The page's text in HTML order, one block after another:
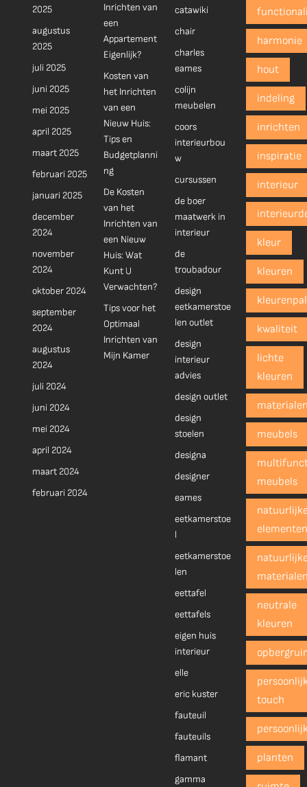
2025
augustus
2025
juli 2025
juni 2025
mei 2025
april 2025
maart 2025
februari 2025
januari 2025
december
2024
november
2024
oktober 2024
september
2024
augustus
2024
juli 2024
juni 2024
mei 2024
april 2024
maart 2024
februari 2024
Inrichten van
een
Appartement
Eigenlijk?
Kosten van
het Inrichten
van een
Nieuw Huis:
Tips en
Budgetplanni
ng
De Kosten
van het
Inrichten van
een Nieuw
Huis: Wat
Kunt U
Verwachten?
Tips voor het
Optimaal
Inrichten van
Mijn Kamer
catawiki
chair
charles
eames
colijn
meubelen
coors
interieurbou
w
cursussen
de boer
maatwerk in
interieur
de
troubadour
design
eetkamerstoe
len outlet
design
interieur
advies
design outlet
design
stoelen
designa
designer
eames
eetkamerstoe
l
eetkamerstoe
len
eettafel
eettafels
eigen huis
interieur
elle
eric kuster
fauteuil
fauteuils
flamant
gamma
harmonie
hout
indeling
inrichten
inspiratie
interieur
kleur
kleuren
kwaliteit
lichte
kleuren
meubels
meubels
neutrale
kleuren
touch
planten